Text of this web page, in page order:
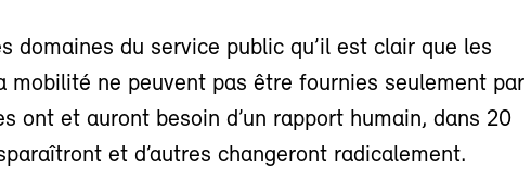
domaines du service public qu’il est clair que les
mobilité ne peuvent pas être fournies seulement par
ont et auront besoin d’un rapport humain, dans 20
et d’autres changeront radicalement.